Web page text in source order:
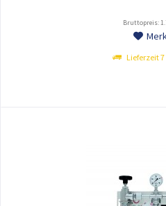
Bruttopreis:
Lieferzeit